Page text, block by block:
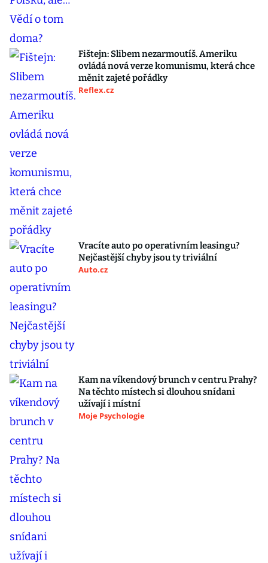
Fištejn: Slibem nezarmoutíš. Ameriku
ovládá nová verze komunismu, která chce
měnit zajeté pořádky
Reflex.cz
Vracíte auto po operativním leasingu?
Nejčastější chyby jsou ty triviální
Auto.cz
Kam na víkendový brunch v centru Prahy?
Na těchto místech si dlouhou snídani
užívají i místní
Moje Psychologie